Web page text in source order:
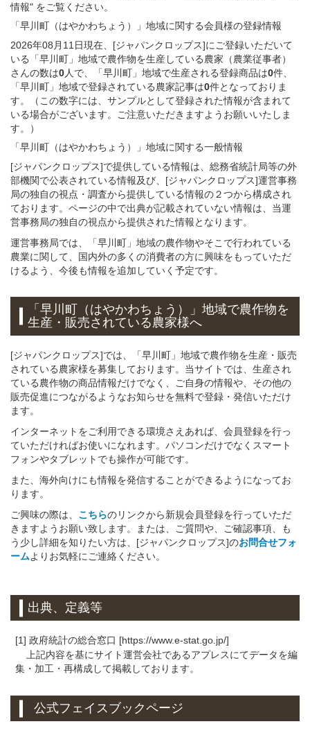
情報" をご覧ください。
「早川町（はやかわちょう）」 地域に関する会員様の登録情報
2026年08月11日現在、[ジャパンクロップス]にご登録いただいて
いる「早川町」地域で農作物を生産している農家（農業従事者）
さんの数は0人で、「早川町」地域で生産される登録商品は0件、
「早川町」地域で登録されている農家記事は0件となっておりま
す。（この数字には、サンプルとして登録された情報が含まれて
いる場合がございます。ご注意いただきますようお願いいたしま
す。）
「早川町（はやかわちょう）」 地域に関する一般情報
[ジャパンクロップス]で提供している情報は、総務省統計局等の外
部機関で公表されている情報及び、[ジャパンクロップス]運営事務
局の独自の視点・調査から提供している情報の２つから構成され
ております。ページの中で出典が記載されていない情報は、当運
営事務局の独自の視点から提供された情報となります。
運営事務局では、「早川町」地域の農作物やそこで行われている
農業に関して、国内外の多くの消費者の方に興味をもっていただ
けるよう、今後も情報を追加していく予定です。
「早川町（はやかわちょう）」地域で農作物を
生産・販売されている農家様へ
[ジャパンクロップス]では、「早川町」地域で農作物を生産・販売
されている農家様を募集しております。当サイトでは、生産され
ている農作物の商品情報だけでなく、ご自身の情報や、その他の
販売促進につながるようなお知らせを無料で登録・発信いただけ
ます。
インターネットをご利用できる環境さえあれば、会員登録を行っ
ていただければお使いになれます。パソコンだけでなくスマート
フォンやタブレットでも操作が可能です。
また、海外向けにも情報を発信することができるようになってお
ります。
ご興味の際は、 こちらのリンクから新規会員登録を行っていただ
きますようお願い致します。または、ご質問や、ご確認事項、も
う少し詳細を知りたい方は、[ジャパンクロップス]のお問合せフォ
ームよりお気軽にご連絡ください。
出典、定義等
[1] 政府統計の総合窓口 [https://www.e-stat.go.jp/]
上記内容を基にサイト運営会社であるアプレスにてデータを編
集・加工・再構成して掲載しております。
公式フェイスブックページ